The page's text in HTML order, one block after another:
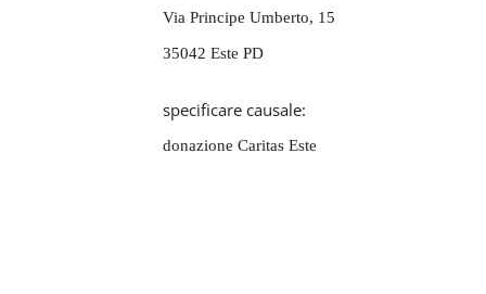
Via Principe Umberto, 15
35042 Este PD
specificare causale:
donazione Caritas Este